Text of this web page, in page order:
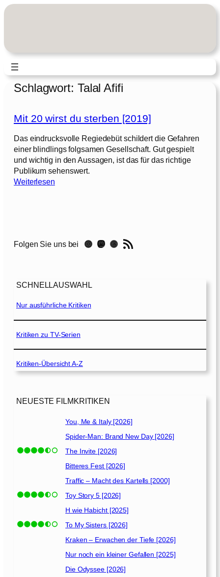
Zum
Schlagwort: Talal Afifi
Mit 20 wirst du sterben [2019]
Das eindrucksvolle Regiedebüt schildert die Gefahren
einer blindlings folgsamen Gesellschaft. Gut gespielt
und wichtig in den Aussagen, ist das für das richtige
Publikum sehenswert.
Weiterlesen:
w
t
u
s
t
b
e
]
Folgen Sie uns bei Instagram Mastodon Threads RSS-Feed
SCHNELLAUSWAHL
Nur ausführliche Kritiken
Kritiken zu TV-Serien
Kritiken-Übersicht A-Z
NEUESTE FILMKRITIKEN
You, Me & Italy [2026]
Spider-Man: Brand New Day [2026]
The Invite [2026]
Bitteres Fest [2026]
Traffic – Macht des Kartells [2000]
Toy Story 5 [2026]
H wie Habicht [2025]
To My Sisters [2026]
Kraken – Erwachen der Tiefe [2026]
Nur noch ein kleiner Gefallen [2025]
Die Odyssee [2026]